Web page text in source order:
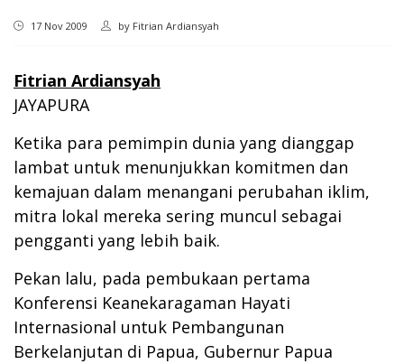
17 Nov 2009 by Fitrian Ardiansyah
Fitrian Ardiansyah
JAYAPURA
Ketika para pemimpin dunia yang dianggap
lambat untuk menunjukkan komitmen dan
kemajuan dalam menangani perubahan iklim,
mitra lokal mereka sering muncul sebagai
pengganti yang lebih baik.
Pekan lalu, pada pembukaan pertama
Konferensi Keanekaragaman Hayati
Internasional untuk Pembangunan
Berkelanjutan di Papua, Gubernur Papua